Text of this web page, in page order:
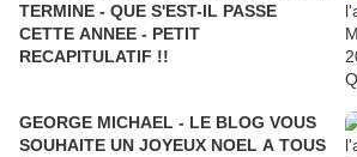
TERMINE - QUE S'EST-IL PASSE
CETTE ANNEE - PETIT
RECAPITULATIF !!
GEORGE MICHAEL - LE BLOG VOUS
SOUHAITE UN JOYEUX NOEL A TOUS